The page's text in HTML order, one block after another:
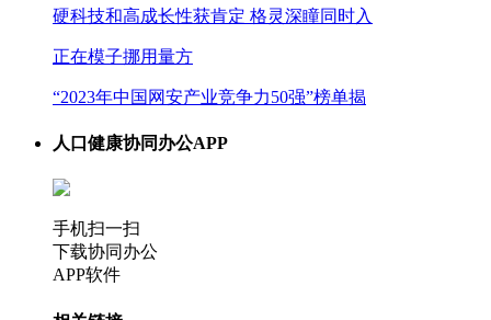
硬科技和高成长性获肯定 格灵深瞳同时入
正在模子挪用量方
“2023年中国网安产业竞争力50强”榜单揭
人口健康协同办公APP
手机扫一扫
下载协同办公
APP软件